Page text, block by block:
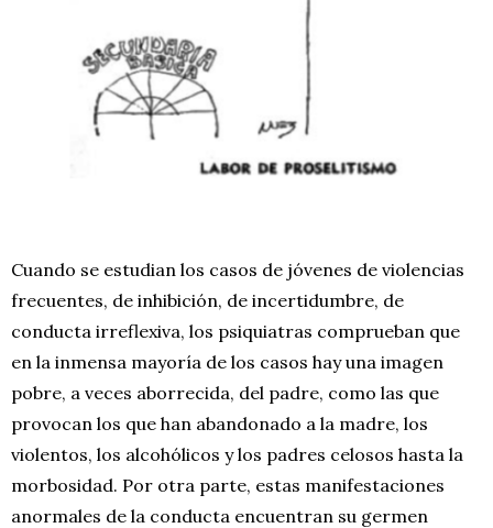
Cuando se estudian los casos de jóvenes de violencias
frecuentes, de inhibición, de incertidumbre, de
conducta irreflexiva, los psiquiatras comprueban que
en la inmensa mayoría de los casos hay una imagen
pobre, a veces aborrecida, del padre, como las que
provocan los que han abandonado a la madre, los
violentos, los alcohólicos y los padres celosos hasta la
morbosidad. Por otra parte, estas manifestaciones
anormales de la conducta encuentran su germen